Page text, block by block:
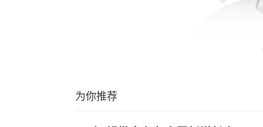
为你推荐